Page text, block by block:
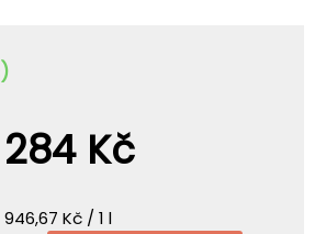
284 Kč
946,67 Kč / 1 l